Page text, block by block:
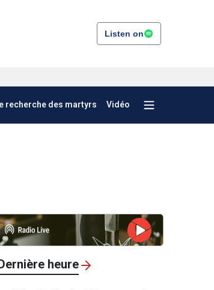
Listen on
recherche des martyrs Vidéo
heure